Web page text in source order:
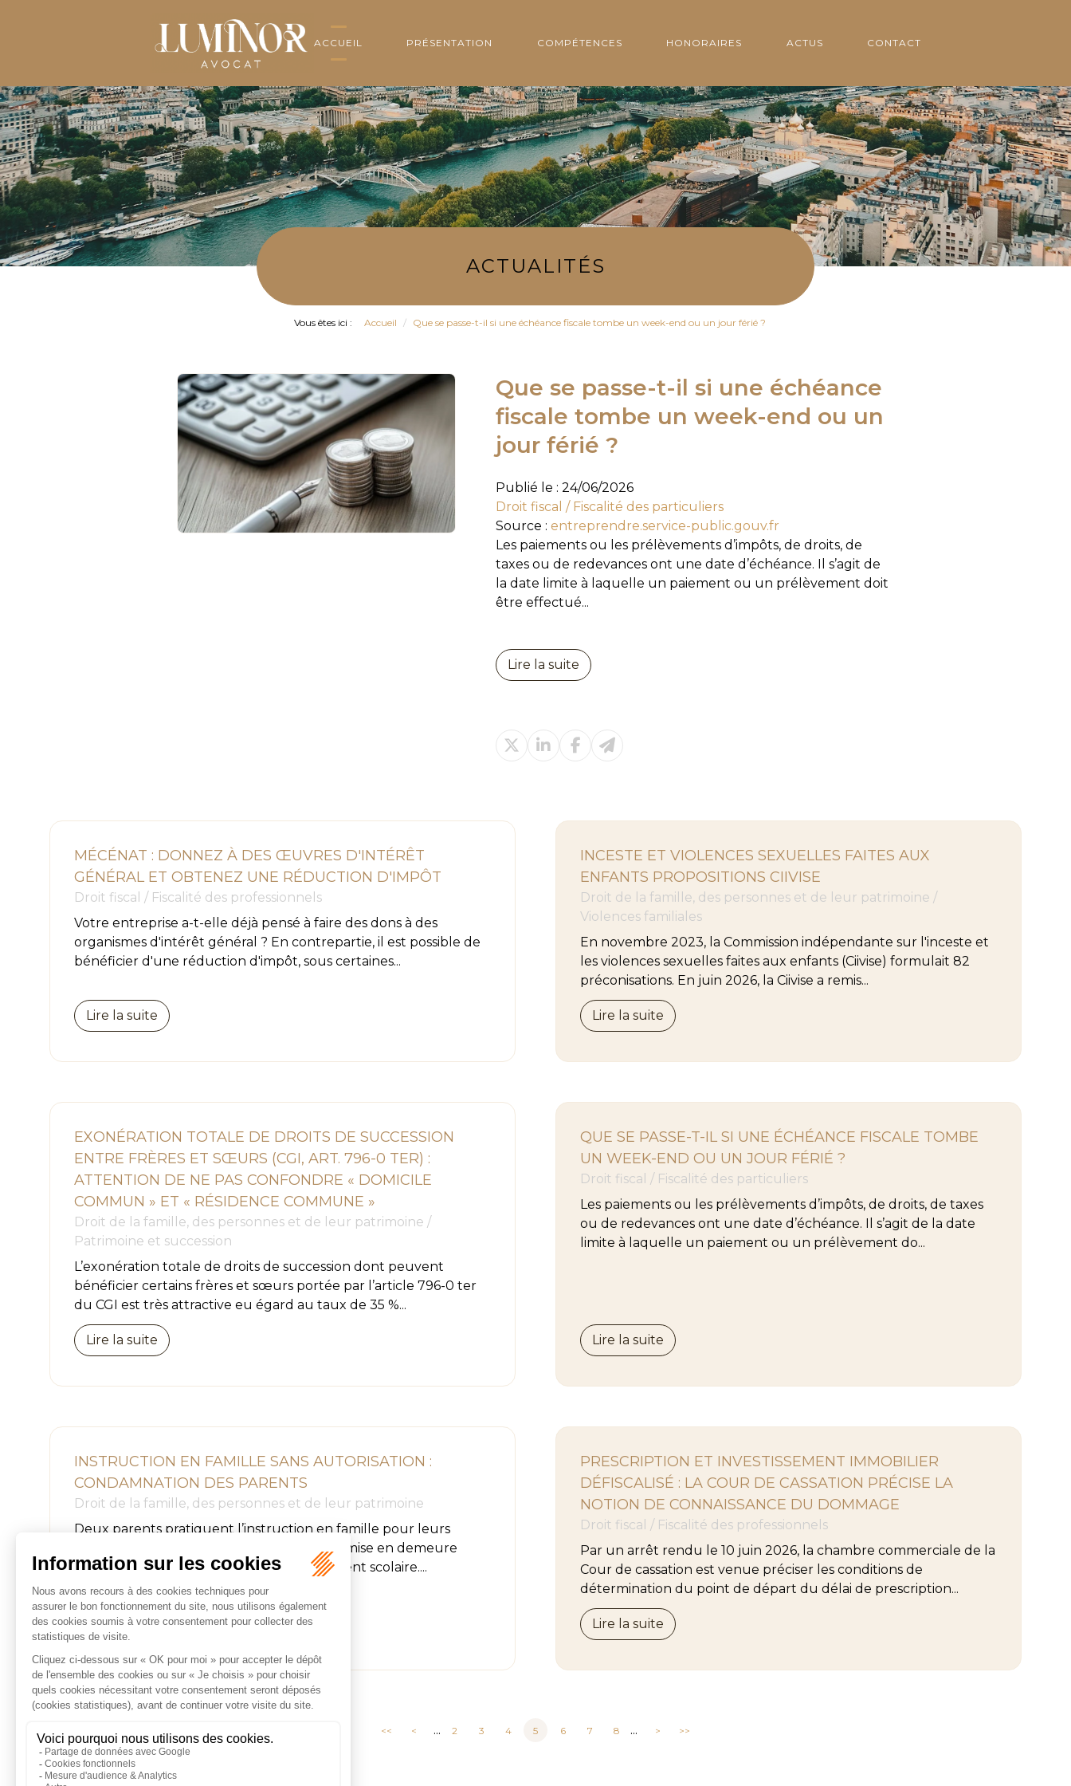
ACCUEIL PRÉSENTATION COMPÉTENCES HONORAIRES ACTUS CONTACT
ACTUALITÉS
Vous êtes ici : Accueil Que se passe-t-il si une échéance fiscale tombe un week-end ou un jour férié ?
Que se passe-t-il si une échéance
fiscale tombe un week-end ou un
jour férié ?
Publié le : 24/06/2026
Droit fiscal / Fiscalité des particuliers
Source : entreprendre.service-public.gouv.fr
Les paiements ou les prélèvements d’impôts, de droits, de
taxes ou de redevances ont une date d’échéance. Il s’agit de
la date limite à laquelle un paiement ou un prélèvement doit
être effectué...
Lire la suite
MÉCÉNAT : DONNEZ À DES ŒUVRES D'INTÉRÊT
GÉNÉRAL ET OBTENEZ UNE RÉDUCTION D'IMPÔT
Droit fiscal / Fiscalité des professionnels
Votre entreprise a-t-elle déjà pensé à faire des dons à des
organismes d'intérêt général ? En contrepartie, il est possible de
bénéficier d'une réduction d'impôt, sous certaines...
Lire la suite
INCESTE ET VIOLENCES SEXUELLES FAITES AUX
ENFANTS PROPOSITIONS CIIVISE
Droit de la famille, des personnes et de leur patrimoine /
Violences familiales
En novembre 2023, la Commission indépendante sur l'inceste et
les violences sexuelles faites aux enfants (Ciivise) formulait 82
préconisations. En juin 2026, la Ciivise a remis...
Lire la suite
EXONÉRATION TOTALE DE DROITS DE SUCCESSION
ENTRE FRÈRES ET SŒURS (CGI, ART. 796-0 TER) :
ATTENTION DE NE PAS CONFONDRE « DOMICILE
COMMUN » ET « RÉSIDENCE COMMUNE »
Droit de la famille, des personnes et de leur patrimoine /
Patrimoine et succession
L’exonération totale de droits de succession dont peuvent
bénéficier certains frères et sœurs portée par l’article 796-0 ter
du CGI est très attractive eu égard au taux de 35 %...
Lire la suite
QUE SE PASSE-T-IL SI UNE ÉCHÉANCE FISCALE TOMBE
UN WEEK-END OU UN JOUR FÉRIÉ ?
Droit fiscal / Fiscalité des particuliers
Les paiements ou les prélèvements d’impôts, de droits, de taxes
ou de redevances ont une date d’échéance. Il s’agit de la date
limite à laquelle un paiement ou un prélèvement do...
Lire la suite
INSTRUCTION EN FAMILLE SANS AUTORISATION :
CONDAMNATION DES PARENTS
Droit de la famille, des personnes et de leur patrimoine
Deux parents pratiquent l’instruction en famille pour leurs
enfants. Le 10 mars 2023, ils reçoivent une mise en demeure
d’inscrire leurs enfants dans un établissement scolaire....
Lire la suite
PRESCRIPTION ET INVESTISSEMENT IMMOBILIER
DÉFISCALISÉ : LA COUR DE CASSATION PRÉCISE LA
NOTION DE CONNAISSANCE DU DOMMAGE
Droit fiscal / Fiscalité des professionnels
Par un arrêt rendu le 10 juin 2026, la chambre commerciale de la
Cour de cassation est venue préciser les conditions de
détermination du point de départ du délai de prescription...
Lire la suite
<< < ... 2 3 4 5 6 7 8 ... > >>